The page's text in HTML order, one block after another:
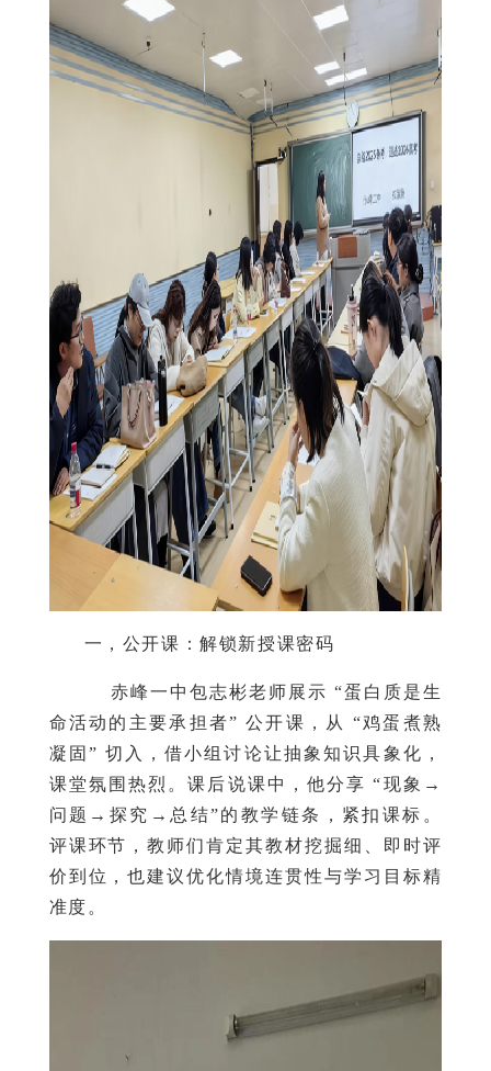
一，公开课：解锁新授课密码
赤峰一中包志彬老师展示 “蛋白质是生
命活动的主要承担者” 公开课，从 “鸡蛋煮熟
凝固” 切入，借小组讨论让抽象知识具象化，
课堂氛围热烈。课后说课中，他分享 “现象→
问题→探究→总结”的教学链条，紧扣课标。
评课环节，教师们肯定其教材挖掘细、即时评
价到位，也建议优化情境连贯性与学习目标精
准度。